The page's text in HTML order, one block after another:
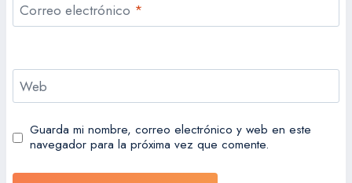
Correo electrónico *
Web
Guarda mi nombre, correo electrónico y web en este
navegador para la próxima vez que comente.